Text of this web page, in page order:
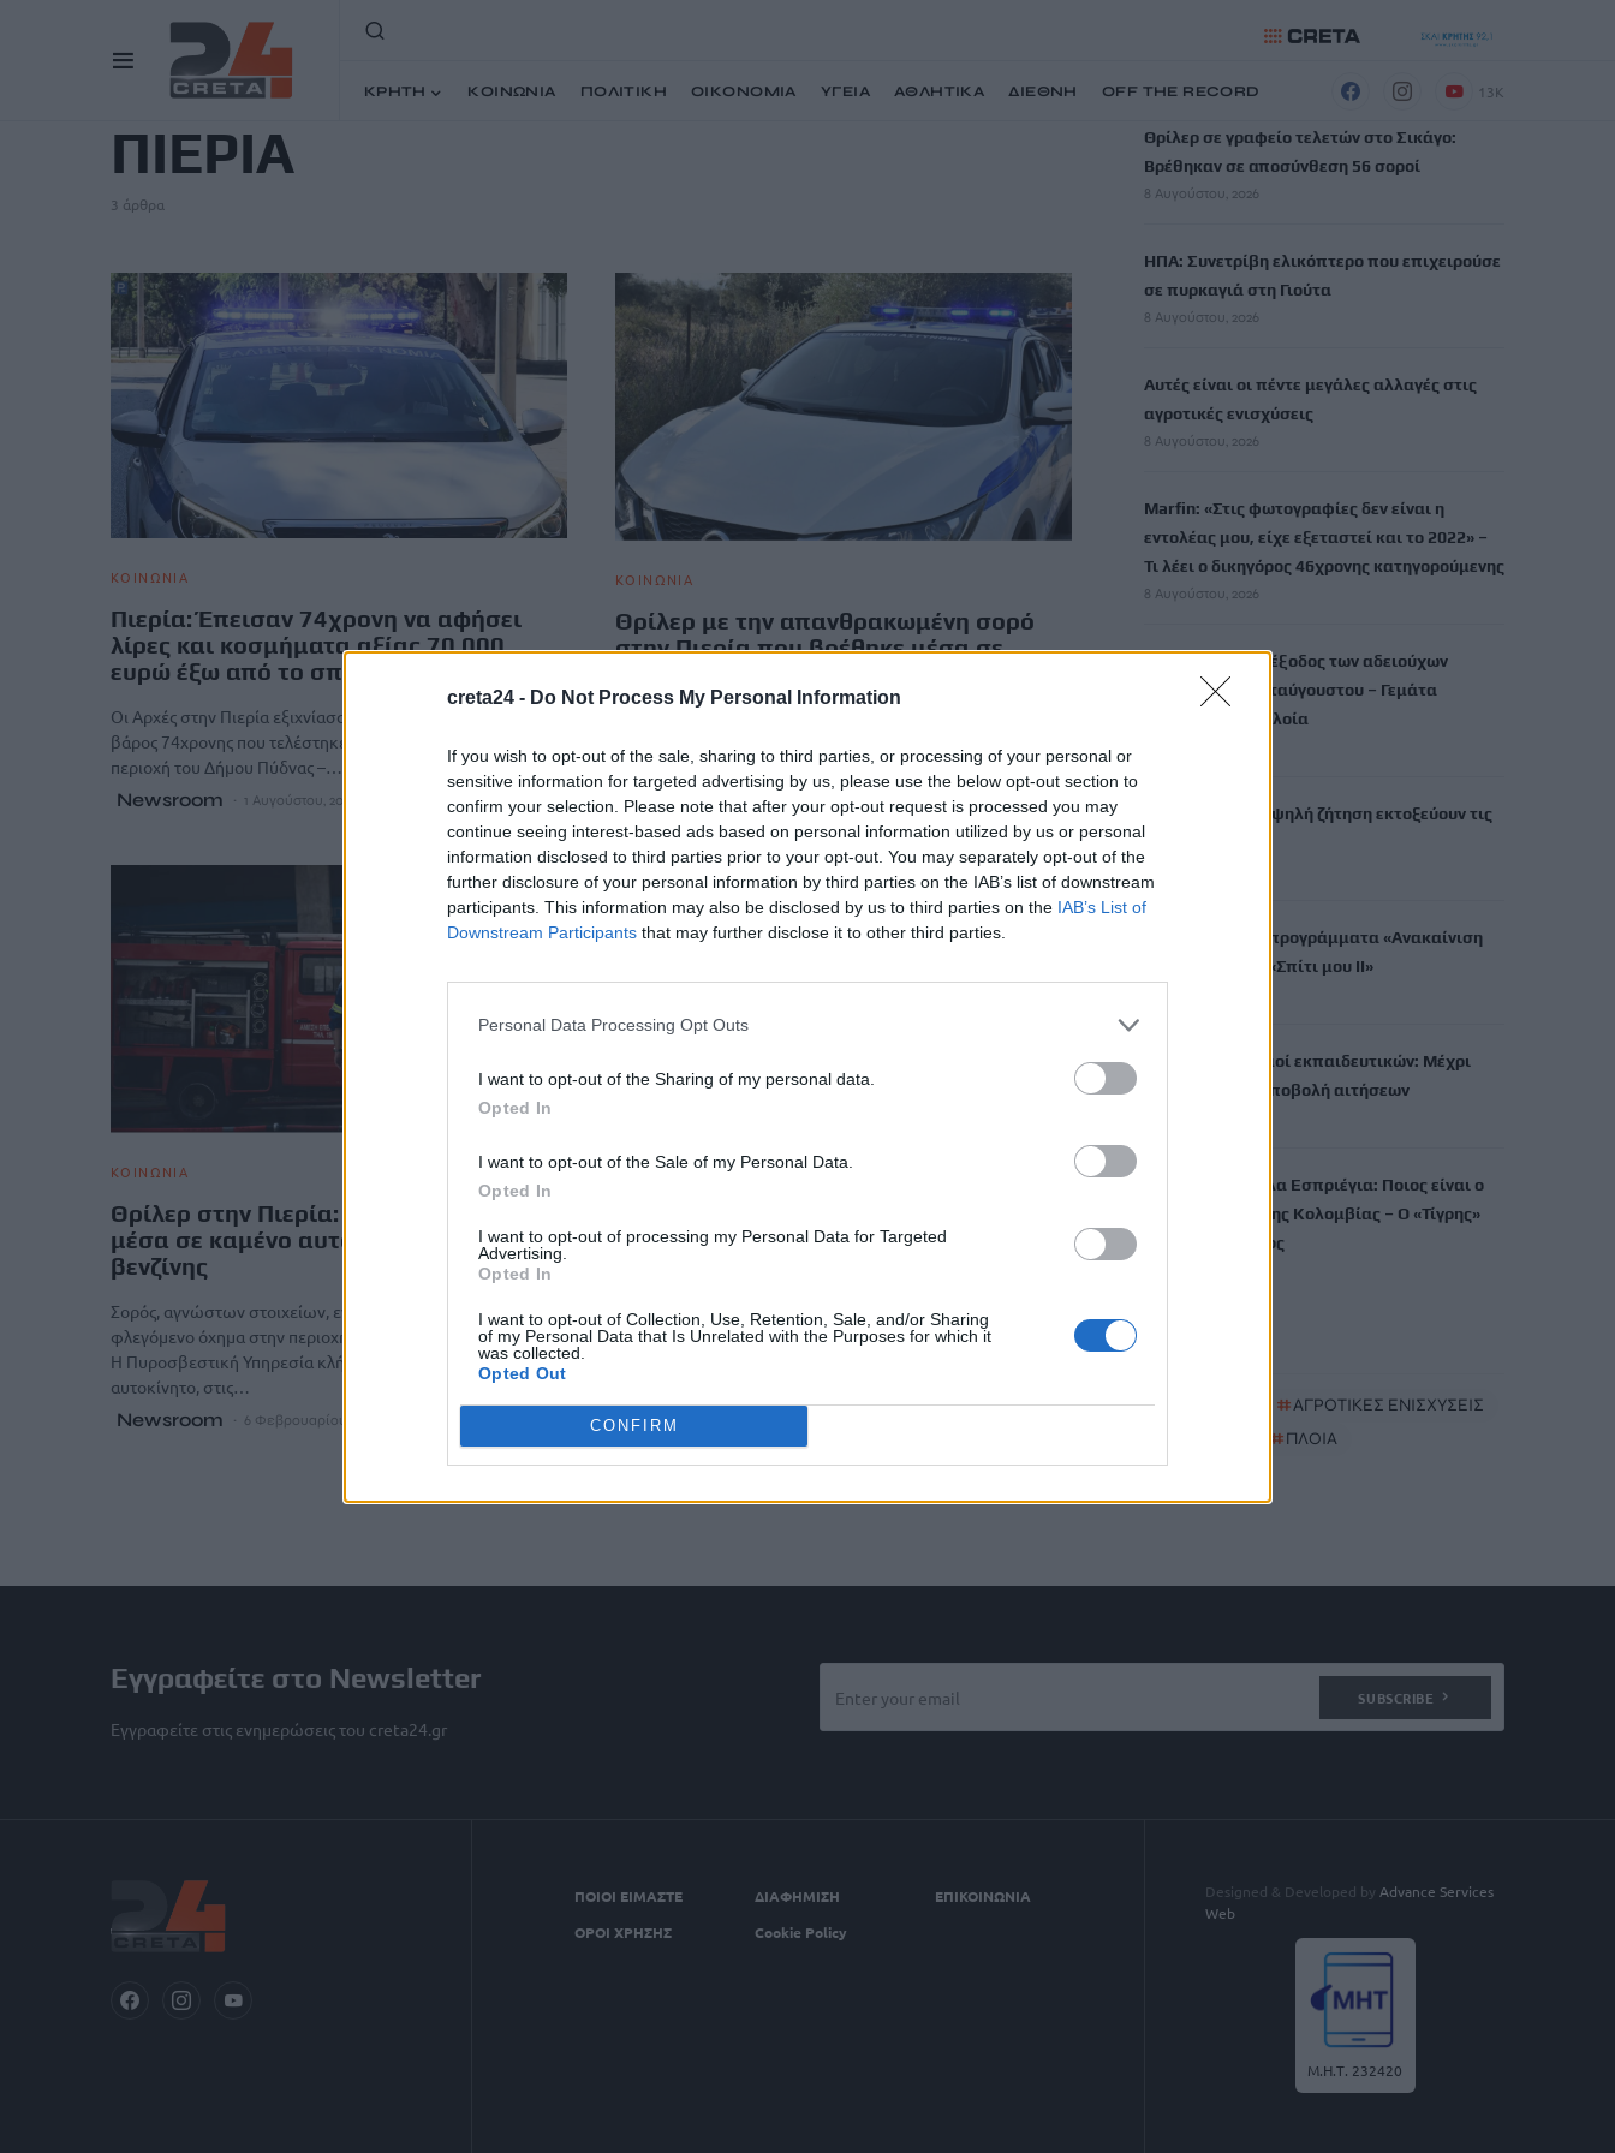
creta24 - Do Not Process My Personal Information
If you wish to opt-out of the sale, sharing to third parties, or processing of your personal or
sensitive information for targeted advertising by us, please use the below opt-out section to
confirm your selection. Please note that after your opt-out request is processed you may
continue seeing interest-based ads based on personal information utilized by us or personal
information disclosed to third parties prior to your opt-out. You may separately opt-out of the
further disclosure of your personal information by third parties on the IAB’s list of downstream
participants. This information may also be disclosed by us to third parties on the IAB’s List of
Downstream Participants that may further disclose it to other third parties.
Personal Data Processing Opt Outs
I want to opt-out of the Sharing of my personal data.
Opted In
I want to opt-out of the Sale of my Personal Data.
Opted In
I want to opt-out of processing my Personal Data for Targeted
Advertising.
Opted In
I want to opt-out of Collection, Use, Retention, Sale, and/or Sharing
of my Personal Data that Is Unrelated with the Purposes for which it
was collected.
Opted Out
CONFIRM
ΚΡΗΤΗ ΚΟΙΝΩΝΙΑ ΠΟΛΙΤΙΚΗ ΟΙΚΟΝΟΜΙΑ ΥΓΕΙΑ ΑΘΛΗΤΙΚΑ ΔΙΕΘΝΗ OFF THE RECORD 13K
ΠΙΕΡΙΑ
3 άρθρα
ΚΟΙΝΩΝΙΑ
Πιερία: Έπεισαν 74χρονη να αφήσει
λίρες και κοσμήματα αξίας 70.000
ευρώ έξω από το σπίτι της
Οι Αρχές στην Πιερία εξιχνίασαν μια απίστευτη απάτη σε
βάρος 74χρονης που τελέστηκε τον περασμένο Μάιο σε
περιοχή του Δήμου Πύδνας –…
Newsroom 1 Αυγούστου, 2026
ΚΟΙΝΩΝΙΑ
Θρίλερ με την απανθρακωμένη σορό
στην Πιερία που βρέθηκε μέσα σε
στη…
Newsroom 13 Φεβρουαρίου, 2026
ΚΟΙΝΩΝΙΑ
Θρίλερ στην Πιερία: Βρέθηκε σορός
μέσα σε καμένο αυτοκίνητο και μπιτόνι
βενζίνης
Σορός, αγνώστων στοιχείων, εντοπίστηκε μέσα σε
φλεγόμενο όχημα στην περιοχή Σφενδάμη Πιερίας.
Η Πυροσβεστική Υπηρεσία κλήθηκε για πυρκαγιά σε
αυτοκίνητο, στις…
Newsroom 6 Φεβρουαρίου, 2026
ΡΟΗ ΕΙΔΗΣΕΩΝ
Θρίλερ σε γραφείο τελετών στο Σικάγο:
Βρέθηκαν σε αποσύνθεση 56 σοροί
8 Αυγούστου, 2026
ΗΠΑ: Συνετρίβη ελικόπτερο που επιχειρούσε
σε πυρκαγιά στη Γιούτα
8 Αυγούστου, 2026
Αυτές είναι οι πέντε μεγάλες αλλαγές στις
αγροτικές ενισχύσεις
8 Αυγούστου, 2026
Marfin: «Στις φωτογραφίες δεν είναι η
εντολέας μου, είχε εξεταστεί και το 2022» –
Τι λέει ο δικηγόρος 46χρονης κατηγορούμενης
8 Αυγούστου, 2026
Κορυφώνεται η έξοδος των αδειούχων
ενόψει Δεκαπενταύγουστου – Γεμάτα
αναχωρούν τα πλοία
Καύσωνας και υψηλή ζήτηση εκτοξεύουν τις
τιμές ρεύματος
Πότε λήγουν τα προγράμματα «Ανακαίνιση
Κατοικίας» και «Σπίτι μου ΙΙ»
Μόνιμοι διορισμοί εκπαιδευτικών: Μέχρι
πότε γίνεται η υποβολή αιτήσεων
Αμπελάρδο ντε λα Εσπριέγια: Ποιος είναι ο
νέος πρόεδρος της Κολομβίας – Ο «Τίγρης»
εκατομμυριούχος
#ΑΓΡΟΤΙΚΕΣ ΕΝΙΣΧΥΣΕΙΣ
#ΠΛΟΙΑ
Εγγραφείτε στο Newsletter
Εγγραφείτε στις ενημερώσεις του creta24.gr
SUBSCRIBE
ΠΟΙΟΙ ΕΙΜΑΣΤΕ ΔΙΑΦΗΜΙΣΗ
ΕΠΙΚΟΙΝΩΝΙΑ
ΟΡΟΙ ΧΡΗΣΗΣ
Cookie Policy
Designed & Developed by Advance Services
Web
Μ.Η.Τ. 232420